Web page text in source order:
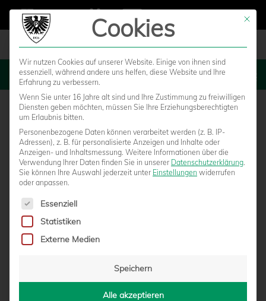
MENU
DER SC PREUSSEN MÜNSTER TRAUERT U
vonMarcel Weskamp|20.04.2024 - 13:48
Mit
Cookies
Wir nutzen Cookies auf unserer Website. Einige von ihnen sind
essenziell, während andere uns helfen, diese Website und Ihre
Erfahrung zu verbessern.
Wenn Sie unter 16 Jahre alt sind und Ihre Zustimmung zu freiwilligen
Diensten geben möchten, müssen Sie Ihre Erziehungsberechtigten
um Erlaubnis bitten.
Personenbezogene Daten können verarbeitet werden (z. B. IP-
Adressen), z. B. für personalisierte Anzeigen und Inhalte oder
Anzeigen- und Inhaltsmessung. Weitere Informationen über die
Verwendung Ihrer Daten finden Sie in unserer Datenschutzerklärung.
Sie können Ihre Auswahl jederzeit unter Einstellungen widerrufen
oder anpassen.
Es folgt eine Liste der Service-Gruppen, für die eine
Essenziell
Statistiken
Externe Medien
Speichern
Alle akzeptieren